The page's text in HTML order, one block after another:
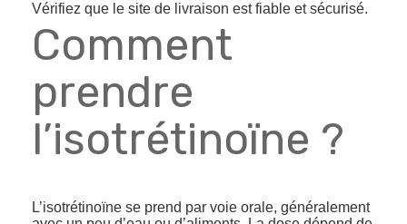
Vérifiez que le site de livraison est fiable et sécurisé.
Comment
prendre
l’isotrétinoïne ?
L’isotrétinoïne se prend par voie orale, généralement